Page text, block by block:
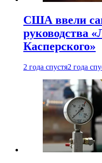
США ввели
руководства
Касперского»
2 года спустя2 года